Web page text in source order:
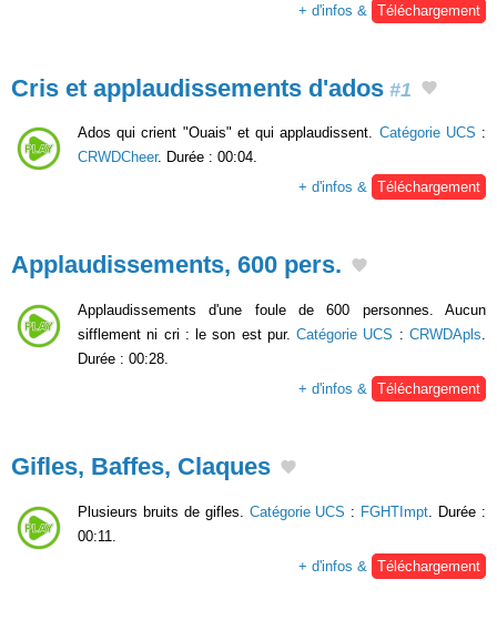
+ d'infos &
Téléchargement
Cris et applaudissements d'ados #1
Ados qui crient "Ouais" et qui applaudissent. Catégorie UCS :
CRWDCheer. Durée : 00:04.
+ d'infos & Téléchargement
Applaudissements, 600 pers.
Applaudissements d'une foule de 600 personnes. Aucun
sifflement ni cri : le son est pur.Catégorie UCS :CRWDApls
Durée : 00:28.
+ d'infos &
Téléchargement
Gifles, Baffes, Claques
Plusieurs bruits de gifles. Catégorie UCS : FGHTImpt . Durée :
00:11.
+ d'infos &
Téléchargement